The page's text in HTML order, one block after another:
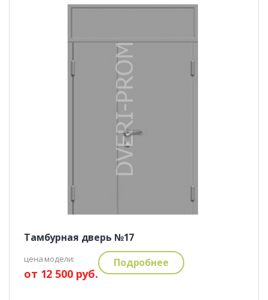
Тамбурная дверь №17
цена модели:
от 12 500 руб.
Подробнее